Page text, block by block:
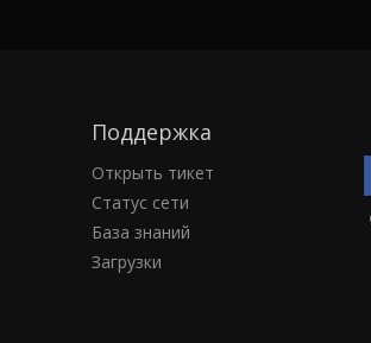
Поддержка
Открыть тикет
Статус сети
База знаний
Загрузки